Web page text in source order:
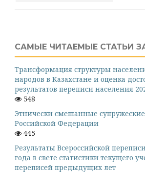
САМЫЕ ЧИТАЕМЫЕ СТАТЬИ
Трансформация структуры
народов в Казахстане и оценка
результатов переписи населения
548
Этнически смешанные
Российской Федерации
445
Результаты Всероссийской
года в свете статистики текущего
переписей предыдущих лет